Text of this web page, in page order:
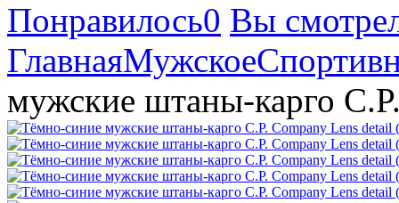
Понравилось0 Вы
ГлавнаяМужское
мужские штаны-карго